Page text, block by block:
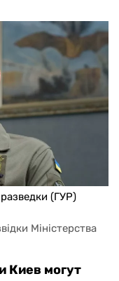
(ГУР)
Міністерства
Киев могут